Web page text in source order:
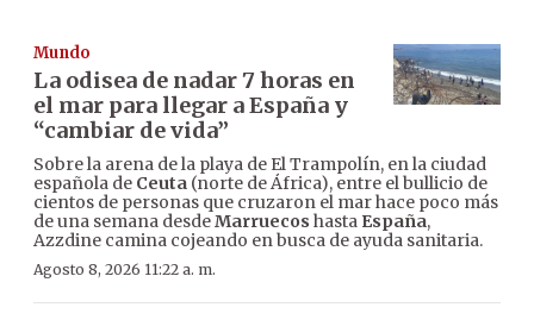
Mundo
La odisea de nadar 7 horas en
el mar para llegar a España y
“cambiar de vida”
Sobre la arena de la playa de El Trampolín, en la ciudad
española de Ceuta (norte de África), entre el bullicio de
cientos de personas que cruzaron el mar hace poco más
de una semana desdeMarruecos hasta España,
Azzdine camina cojeando en busca de ayuda sanitaria.
Agosto 8, 2026 11:22 a. m.